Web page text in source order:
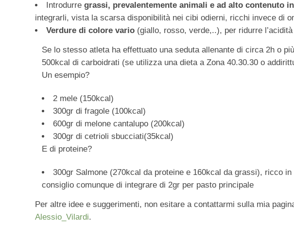
Introdurre grassi, prevalentemente animali e ad alto contenuto
integrarli, vista la scarsa disponibilità nei cibi odierni, ricchi invece di
Verdure di colore vario (giallo, rosso, verde,..), per ridurre
Se lo stesso atleta ha effettuato una seduta allenante di circa 2h o
500kcal di carboidrati (se utilizza una dieta a Zona 40.30.30 o
Un esempio?
2 mele (150kcal)
300gr di fragole (100kcal)
600gr di melone cantalupo (200kcal)
300gr di cetrioli sbucciati(35kcal)
E di proteine?
300gr Salmone (270kcal da proteine e 160kcal da grassi), ricco
consiglio comunque di integrare di 2gr per pasto principale
Per altre idee e suggerimenti, non esitare a contattarmi sulla mia
Alessio_Vilardi.